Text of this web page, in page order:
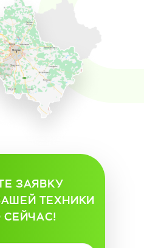
ЗАЯВКУ
ТЕХНИКИ
СЕЙЧАС!